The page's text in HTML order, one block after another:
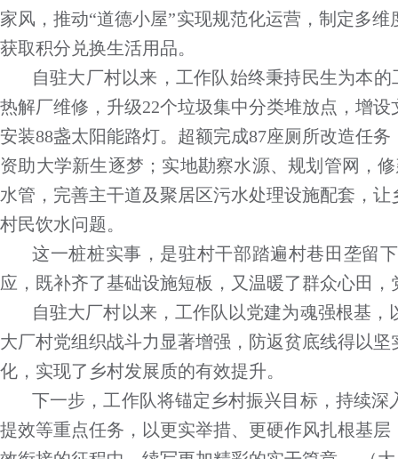
家风，推动“道德小屋”实现规范化运营，制定多
获取积分兑换生活用品。
自驻大厂村以来，工作队始终秉持民生为本
热解厂维修，升级22个垃圾集中分类堆放点，增
安装88盏太阳能路灯。超额完成87座厕所改造任
资助大学新生逐梦；实地勘察水源、规划管网，
水管，完善主干道及聚居区污水处理设施配套，
村民饮水问题。
这一桩桩实事，是驻村干部踏遍村巷田垄留
应，既补齐了基础设施短板，又温暖了群众心田
自驻大厂村以来，工作队以党建为魂强根基
大厂村党组织战斗力显著增强，防返贫底线得以
化，实现了乡村发展质的有效提升。
下一步，工作队将锚定乡村振兴目标，持续
提效等重点任务，以更实举措、更硬作风扎根基